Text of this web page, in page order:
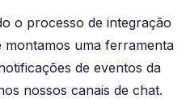
o processo de integração
montamos uma ferramenta
de eventos da
nossos canais de chat.